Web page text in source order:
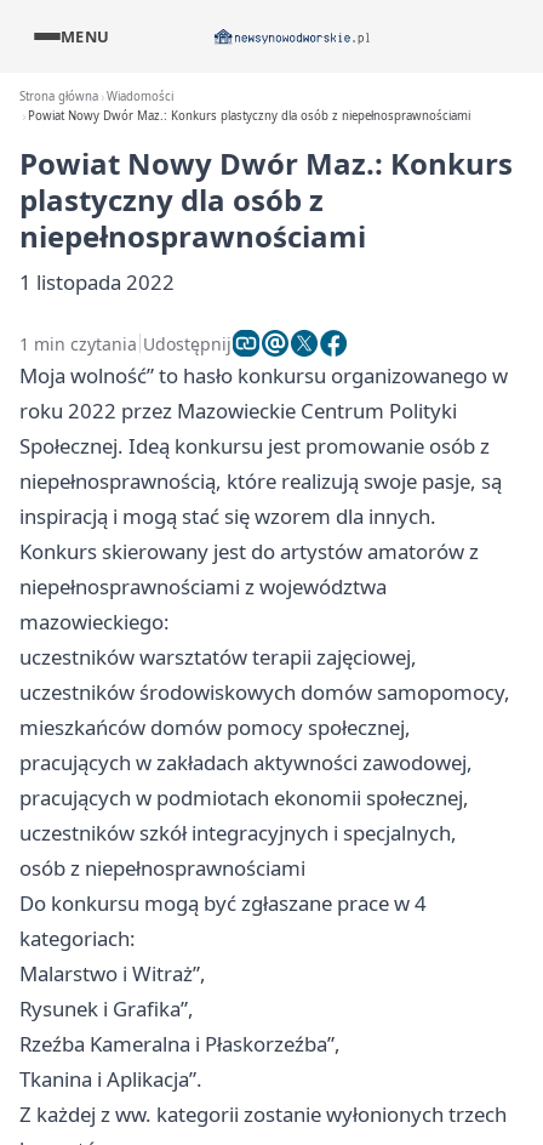
MENU
Strona główna Wiadomości
Powiat Nowy Dwór Maz.: Konkurs plastyczny dla osób z niepełnosprawnościami
Powiat Nowy Dwór Maz.: Konkurs
plastyczny dla osób z
niepełnosprawnościami
1 listopada 2022
1 min czytania Udostępnij
Moja wolność” to hasło konkursu organizowanego w
roku 2022 przez Mazowieckie Centrum Polityki
Społecznej. Ideą konkursu jest promowanie osób z
niepełnosprawnością, które realizują swoje pasje, są
inspiracją i mogą stać się wzorem dla innych.
Konkurs skierowany jest do artystów amatorów z
niepełnosprawnościami z województwa
mazowieckiego:
uczestników warsztatów terapii zajęciowej,
uczestników środowiskowych domów samopomocy,
mieszkańców domów pomocy społecznej,
pracujących w zakładach aktywności zawodowej,
pracujących w podmiotach ekonomii społecznej,
uczestników szkół integracyjnych i specjalnych,
osób z niepełnosprawnościami
Do konkursu mogą być zgłaszane prace w 4
kategoriach:
Malarstwo i Witraż”,
Rysunek i Grafika”,
Rzeźba Kameralna i Płaskorzeźba”,
Tkanina i Aplikacja”.
Z każdej z ww. kategorii zostanie wyłonionych trzech